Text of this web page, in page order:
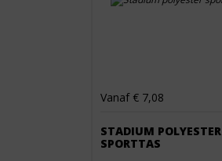
Vanaf € 7,08
STADIUM POLYESTER
SPORTTAS